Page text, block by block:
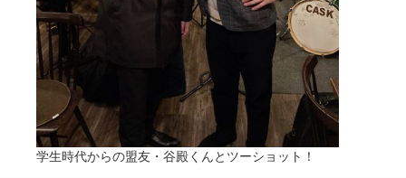
学生時代からの盟友・谷殿くんとツーショット！